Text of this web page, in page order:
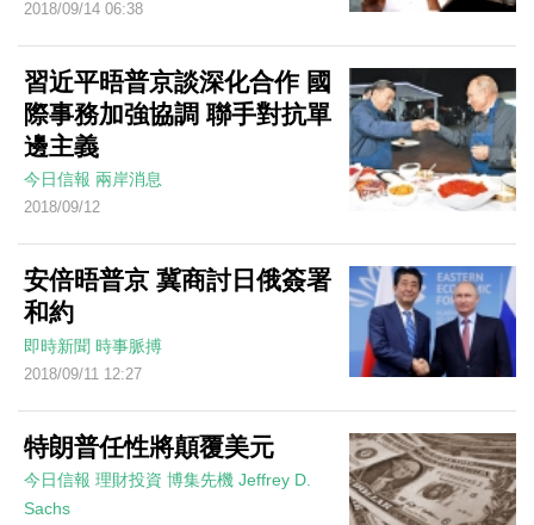
2018/09/14 06:38
習近平晤普京談深化合作 國
際事務加強協調 聯手對抗單
邊主義
今日信報 兩岸消息
2018/09/12
安倍晤普京 冀商討日俄簽署
和約
即時新聞 時事脈搏
2018/09/11 12:27
特朗普任性將顛覆美元
今日信報 理財投資 博集先機 Jeffrey D.
Sachs